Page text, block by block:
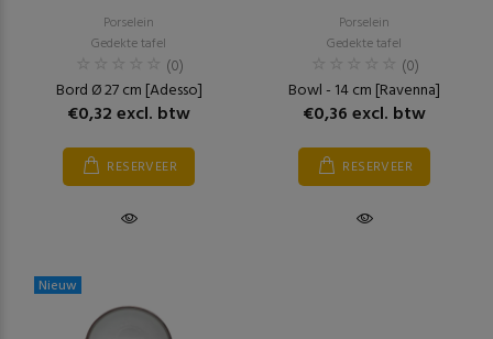
Porselein
Gedekte tafel
(0)
Bord Ø 27 cm [Adesso]
€0,32 excl. btw
RESERVEER
Porselein
Gedekte tafel
(0)
Bowl - 14 cm [Ravenna]
€0,36 excl. btw
RESERVEER
Nieuw